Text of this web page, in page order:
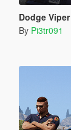
Dodge
By Pi3tr091